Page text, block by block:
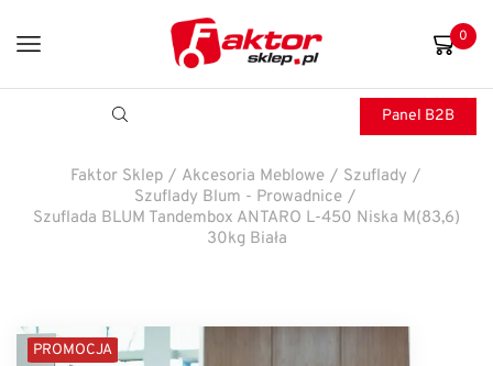
0
Panel B2B
Faktor Sklep / Akcesoria Meblowe / Szuflady /
Szuflady Blum - Prowadnice /
Szuflada BLUM Tandembox ANTARO L-450 Niska M(83,6)
30kg Biała
PROMOCJA